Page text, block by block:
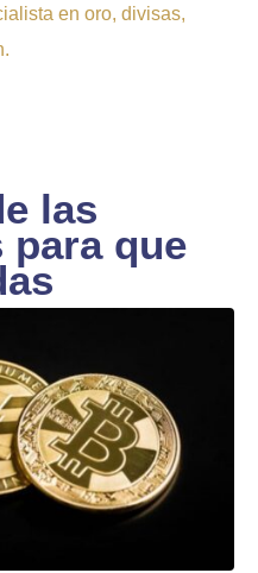
en oro, divisas,
las
que